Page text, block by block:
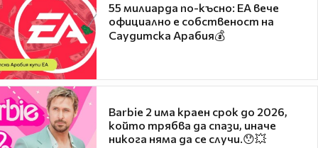
55 милиарда по-късно: EA вече
официално е собственост на
Саудитска Арабия💰
Barbie 2 има краен срок до 2026,
който трябва да спази, иначе
никога няма да се случи.😯💥